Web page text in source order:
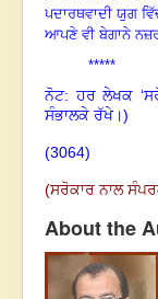
ਪਦਾਰਥਵਾਦੀ ਯੁਗ
ਆਪਣੇ ਵੀ ਬੇਗਾਨੇ
*****
ਨੋਟ: ਹਰ ਲੇਖਕ
ਸੰਭਾਲਕੇ ਰੱਖੇ।)
(3064)
(ਸਰੋਕਾਰ ਨਾਲ
About the